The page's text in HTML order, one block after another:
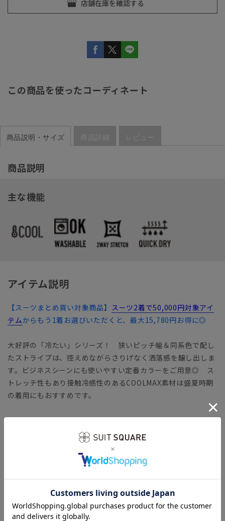
この商品を使ったコーディネート
商品説明・サイズ 商品詳細 レビュー
商品説明
主な機能
アイテム説明
【スーツまとめ買い対象商品】 スーツ2着で50,000円対象アイ
テムからもう1着お選びいただくと、最大15,780円お得に◎
大好評の「冷たい」シリーズ！ 狭いピッチ幅＆同系色で配し
たストライプは、控えめながらさりげなく洒落感を醸し出しま
す。ビジネスシーンにも使いやすい定番カラーをご用意◎ ス
トレッチ性もあり接触冷感性のあるCOOLMAX素材は盛夏時期
の着用にもおすすめです。
【モデル】 MODERN CLASSIC MODEL（CH22）
コンパクトフォルムのジャケットに、シャープなテーパードパ
ンツをセットした人気のタイトフィットモデル。モダンなシル
エットながら、軽めの副資材で窮屈さを感じさせません。ラウ
ンドしたフロントカットやサイドベンツなど、クラシカルなデ
ィテールが特徴です。
「MODERN CLASSIC MODEL（モダンクラシック・モデ
ル）」とは？